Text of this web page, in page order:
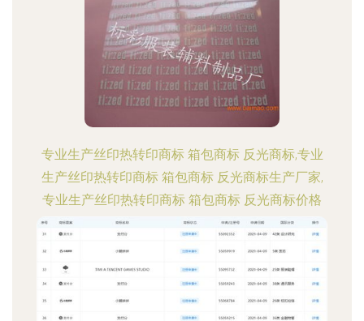
专业生产丝印热转印商标 箱包商标 反光商标,专业
生产丝印热转印商标 箱包商标 反光商标生产厂家,
专业生产丝印热转印商标 箱包商标 反光商标价格